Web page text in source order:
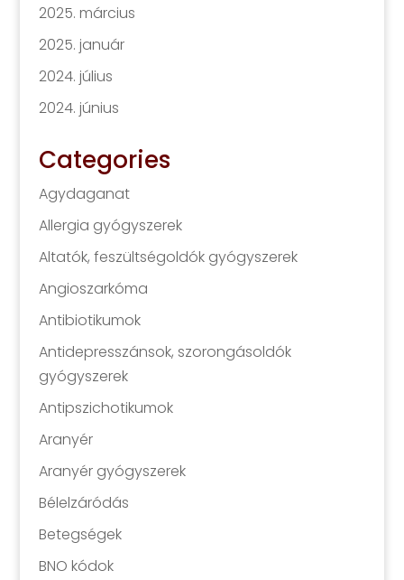
2025. március
2025. január
2024. július
2024. június
Categories
Agydaganat
Allergia gyógyszerek
Altatók, feszültségoldók gyógyszerek
Angioszarkóma
Antibiotikumok
Antidepresszánsok, szorongásoldók
gyógyszerek
Antipszichotikumok
Aranyér
Aranyér gyógyszerek
Bélelzáródás
Betegségek
BNO kódok